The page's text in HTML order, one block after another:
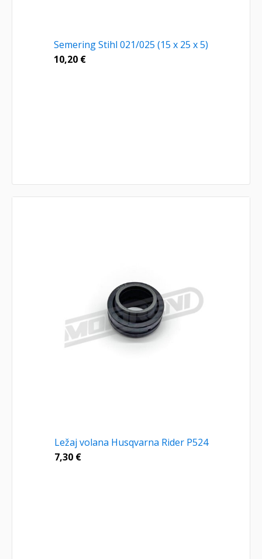
Semering Stihl 021/025 (15 x 25 x 5)
10,20 €
Ležaj volana Husqvarna Rider P524
7,30 €